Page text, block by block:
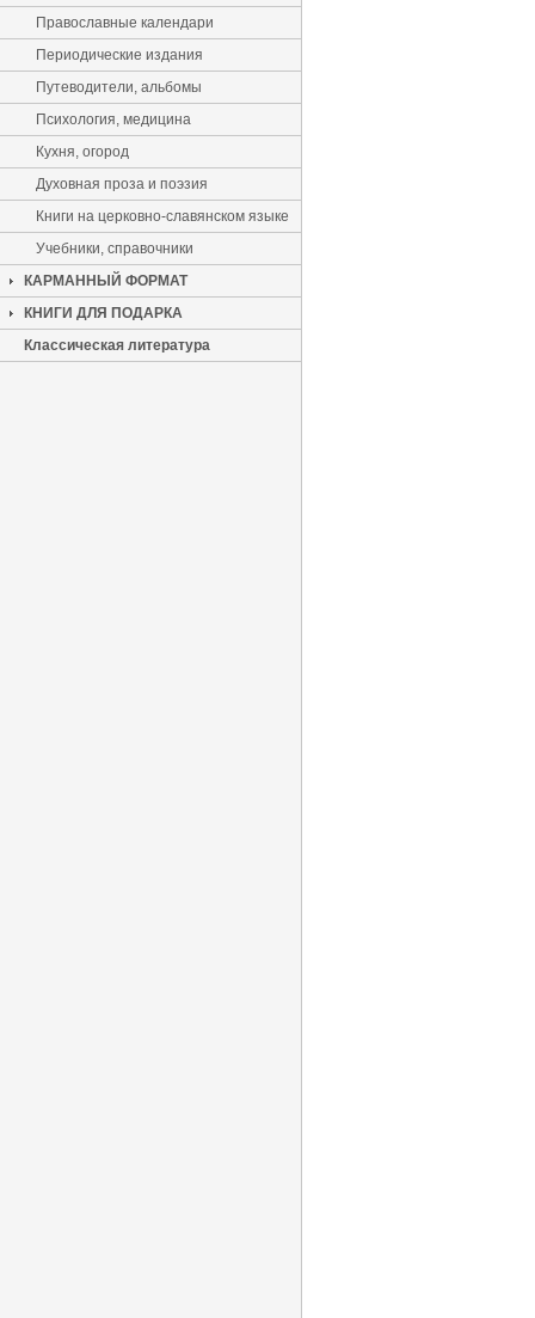
Православные календари
Периодические издания
Путеводители, альбомы
Психология, медицина
Кухня, огород
Духовная проза и поэзия
Книги на церковно-славянском языке
Учебники, справочники
КАРМАННЫЙ ФОРМАТ
КНИГИ ДЛЯ ПОДАРКА
Классическая литература